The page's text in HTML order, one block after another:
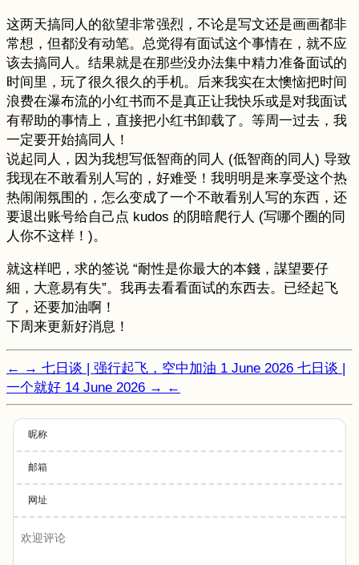
这两天搞同人的欲望非常强烈，不论是写文还是画画都非
常想，但都没有动笔。总觉得有面试这个事情在，就不应
该去搞同人。结果就是在那些没办法集中精力准备面试的
时间里，玩了很久很久的手机。后来我实在太懊恼把时间
浪费在瀑布流的小红书而不是真正让我快乐或是对我面试
有帮助的事情上，直接把小红书卸载了。等周一过去，我
一定要开始搞同人！
说起同人，因为我想写低智商的同人 (低智商的同人) 导致
我现在不敢看别人写的，好难受！我明明是来享受这个热
热闹闹氛围的，怎么变成了一个不敢看别人写的东西，还
要退出账号给自己点 kudos 的阴暗爬行人 (写哪个圈的同
人你不这样！)。
就这样吧，求的签说 “耐性是你最大的本錢，謀望要仔
細，大意易有失”。我再去看看面试的东西去。已经起飞
了，还要加油啊！
下周来更新好消息！
← → 七日谈 | 强行起飞，空中加油 1 June 2026 七日谈 |
一个就好 14 June 2026 → ←
昵称
邮箱
网址